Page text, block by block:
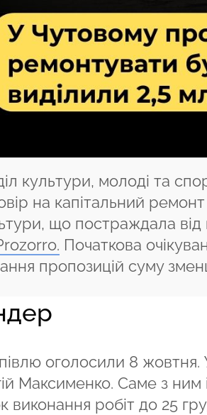
культури, молоді та
на капітальний
що постраждала
Початкова
пропозицій суму
оголосили 8
Максименко. Саме з ним
виконання робіт до 25